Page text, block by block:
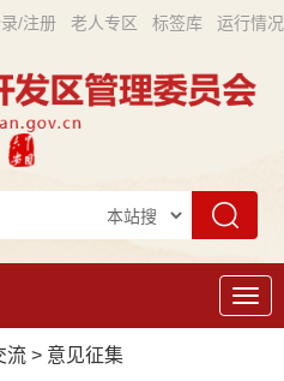
/注册 老人专区 标签库 运行情况
导
航
流 > 意见征集